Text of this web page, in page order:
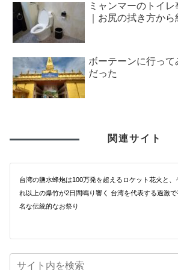
ミャンマーのトイ
｜お尻の拭き方か
ボーテーンに行っ
だった
関連サイト
台湾の鹽水蜂炮は100万発を超えるロケット花火と、
れ以上の爆竹が2日間鳴り響く 台湾を代表する過激で
名な伝統的なお祭り